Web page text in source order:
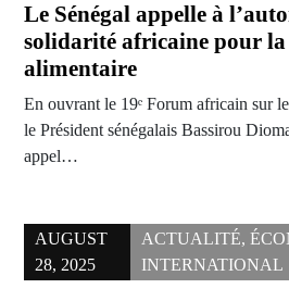
Le Sénégal appelle à
solidarité africaine pour la
alimentaire
En ouvrant le 19ᵉ Forum africain sur
le Président sénégalais Bassirou
appel…
AUGUST
28, 2025
ACTUALITÉ,
INTERNATIONAL